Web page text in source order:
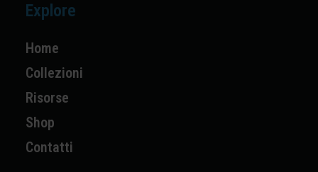
Explore
Home
Collezioni
Risorse
Shop
Contatti